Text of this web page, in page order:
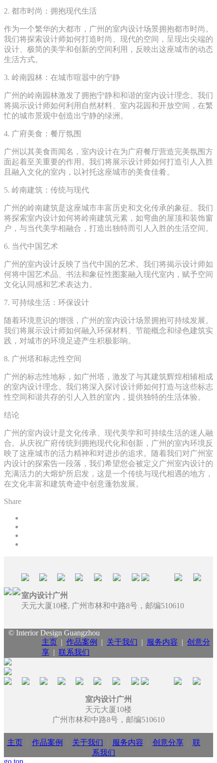
2. 都市时尚：拥抱现代生活
作为一个繁华的大都市，广州的室内设计场景拥抱都市时尚。
我们将探索设计师如何打造时尚、现代的空间，呈现出尖端的
设计、极简的美学和创新的空间利用，反映出这座城市的动态
生活方式。
3. 岭南园林：在城市喧嚣中的宁静
广州的岭南园林激发了拥抱宁静和和谐的室内设计理念。我们
将揭示设计师如何利用自然材料、室内花园和开放空间，在繁
忙的城市景观中创造出宁静的绿洲。
4. 广府美食：餐厅氛围
广州以其美食而闻名，室内设计在为广府餐厅营造完美氛围方
面起着至关重要的作用。我们将展示设计师如何打造引人入胜
且融入文化的室内，以衬托这座城市的美食佳肴。
5. 岭南建筑：传统与现代
广州的岭南建筑是这座城市丰富历史和文化传承的象征。我们
将探索室内设计如何将岭南建筑元素，如弯曲的屋顶和装饰窗
户，与当代美学相融合，打造出独特而引人入胜的生活空间。
6. 当代中国艺术
广州的室内设计反映了当代中国的艺术。我们将揭示设计师如
何将中国艺术品、书法和象征性图案融入现代室内，赋予空间
文化认同感和艺术表达力。
7. 可持续生活：环保设计
随着环境意识的增强，广州的室内设计场景拥抱可持续发展。
我们将展示设计师如何融入环保材料、节能概念和绿色建筑实
践，对城市的环境足迹产生积极影响。
8. 广州塔和标志性空间
广州的标志性地标，如广州塔，激发了与其建筑辉煌相辅相成
的室内设计理念。我们将深入探讨设计师如何打造与这些标志
性空间和谐共存的引人入胜的室内，提供独特的生活体验。
结论
广州的室内设计是文化传承、现代美学和可持续生活的迷人融
合。从庆祝广府传统到拥抱现代化和创新，广州的室内环境反
映了这座城市的活力精神和对进步的追求。随着我们对广州室
内设计的探索告一段落，我们希望您会被定义广州室内设计的
充满活力的大熔炉所启发，这是一个传统与现代相遇的地方，
在文化丰富和建筑奇迹中创意蓬勃发展。
Share
室内设计广州
天元大厦10楼, 广州市林和中路8号，邮编510610
© Interior Design Guangzhou
主页| 作品案例 | 关于我们 | 服务内容 | 创意分
享| 联系我们
室内设计广州
天元大厦10楼
广州市林和中路8号，邮编510610
主页| 作品案例 关于我们 服务内容 创意分享| 联
系我们